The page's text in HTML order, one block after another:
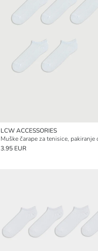
LCW ACCESSORIES
3.95 EUR